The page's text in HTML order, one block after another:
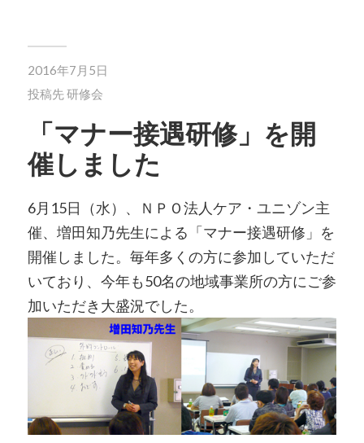
2016年7月5日
投稿先 研修会
「マナー接遇研修」を開
催しました
6月15日（水）、ＮＰＯ法人ケア・ユニゾン主
催、増田知乃先生による「マナー接遇研修」を
開催しました。毎年多くの方に参加していただ
いており、今年も50名の地域事業所の方にご参
加いただき大盛況でした。